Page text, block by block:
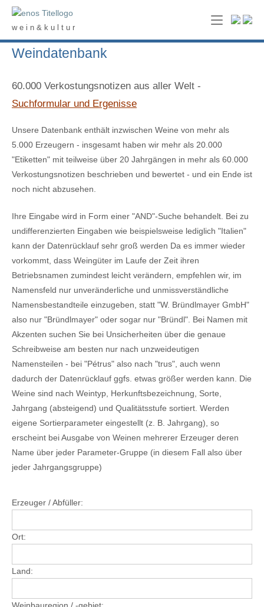
Skip
Home
w e i n & k u l t u r
Weindatenbank
60.000 Verkostungsnotizen aus aller Welt -
Suchformular und Ergenisse
Unsere Datenbank enthält inzwischen Weine von mehr als
5.000 Erzeugern - insgesamt haben wir mehr als 20.000
"Etiketten" mit teilweise über 20 Jahrgängen in mehr als 60.000
Verkostungsnotizen beschrieben und bewertet - und ein Ende ist
noch nicht abzusehen.
Ihre Eingabe wird in Form einer "AND"-Suche behandelt. Bei zu
undifferenzierten Eingaben wie beispielsweise lediglich "Italien"
kann der Datenrücklauf sehr groß werden Da es immer wieder
vorkommt, dass Weingüter im Laufe der Zeit ihren
Betriebsnamen zumindest leicht verändern, empfehlen wir, im
Namensfeld nur unveränderliche und unmissverständliche
Namensbestandteile einzugeben, statt "W. Bründlmayer GmbH"
also nur "Bründlmayer" oder sogar nur "Bründl". Bei Namen mit
Akzenten suchen Sie bei Unsicherheiten über die genaue
Schreibweise am besten nur nach unzweideutigen
Namensteilen - bei "Pétrus" also nach "trus", auch wenn
dadurch der Datenrücklauf ggfs. etwas größer werden kann. Die
Weine sind nach Weintyp, Herkunftsbezeichnung, Sorte,
Jahrgang (absteigend) und Qualitätsstufe sortiert. Werden
eigene Sortierparameter eingestellt (z. B. Jahrgang), so
erscheint bei Ausgabe von Weinen mehrerer Erzeuger deren
Name über jeder Parameter-Gruppe (in diesem Fall also über
jeder Jahrgangsgruppe)
Erzeuger / Abfüller:
Ort:
Land: